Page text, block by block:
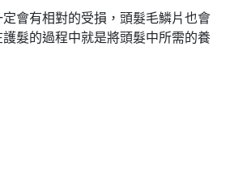
會有相對的受損，頭髮毛鱗片也會
髮的過程中就是將頭髮中所需的養